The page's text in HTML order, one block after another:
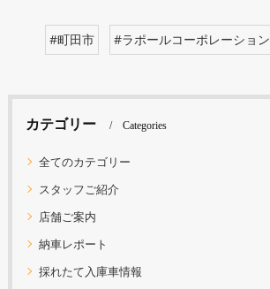
#町田市 #ラポールコーポレーション
カテゴリー Categories
全てのカテゴリー
スタッフご紹介
店舗ご案内
納車レポート
採れたて入庫車情報